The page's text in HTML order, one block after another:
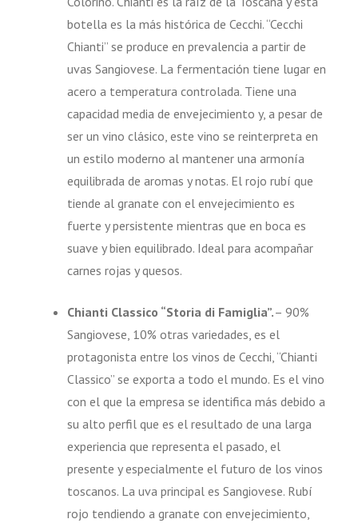
botella es la más histórica de Cecchi. “Cecchi
Chianti” se produce en prevalencia a partir de
uvas Sangiovese. La fermentación tiene lugar en
acero a temperatura controlada. Tiene una
capacidad media de envejecimiento y, a pesar de
ser un vino clásico, este vino se reinterpreta en
un estilo moderno al mantener una armonía
equilibrada de aromas y notas. El rojo rubí que
tiende al granate con el envejecimiento es
fuerte y persistente mientras que en boca es
suave y bien equilibrado. Ideal para acompañar
carnes rojas y quesos.
Chianti Classico “Storia di Famiglia”.– 90%
Sangiovese, 10% otras variedades, es el
protagonista entre los vinos de Cecchi, “Chianti
Classico” se exporta a todo el mundo. Es el vino
con el que la empresa se identifica más debido a
su alto perfil que es el resultado de una larga
experiencia que representa el pasado, el
presente y especialmente el futuro de los vinos
toscanos. La uva principal es Sangiovese. Rubí
rojo tendiendo a granate con envejecimiento,